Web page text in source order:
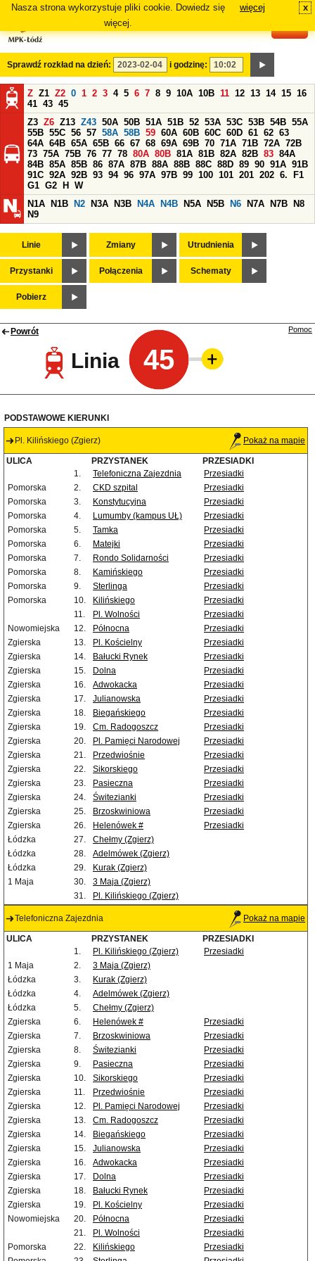
Nasza strona wykorzystuje pliki cookie. Dowiedz się
więcej.
więcej x
Sprawdź rozkład na dzień: i godzinę:
Z Z1 Z2 0 1 2 3 4 5 6 7 8 9 10A 10B 11 12 13 14 15 16
41 43 45
Z3 Z6 Z13 Z43 50A 50B 51A 51B 52 53A 53C 53B 54B 55A
55B 55C 56 57 58A 58B 59 60A 60B 60C 60D 61 62 63
64A 64B 65A 65B 66 67 68 69A 69B 70 71A 71B 72A 72B
73 75A 75B 76 77 78 80A 80B 81A 81B 82A 82B 83 84A
84B 85A 85B 86 87A 87B 88A 88B 88C 88D 89 90 91A 91B
91C 92A 92B 93 94 96 97A 97B 99 100 101 201 202 6.
F1
G1 G2 H
W
N1A
N1B N2 N3A N3B N4A N4B N5A N5B N6 N7A N7B
N8
N9
Linie Zmiany Utrudnienia
Przystanki Połączenia Schematy
Pobierz
Powrót
Linia 45
Pomoc
PODSTAWOWE KIERUNKI
Pl. Kilińskiego (Zgierz) Pokaż na mapie
ULICA PRZYSTANEK
PRZESIADKI
1.
Telefoniczna Zajezdnia
Przesiadki
Pomorska
2. CKD szpital
Przesiadki
Pomorska
3. Konstytucyjna
Przesiadki
Pomorska
4. Lumumby (kampus UŁ)
Przesiadki
Pomorska
5. Tamka
Przesiadki
Pomorska
6. Matejki
Przesiadki
Pomorska
7. Rondo Solidarności
Przesiadki
Pomorska
8. Kamińskiego
Przesiadki
Pomorska
9. Sterlinga
Przesiadki
Pomorska
10. Kilińskiego
Przesiadki
11.
Pl. Wolności
Przesiadki
Nowomiejska
12. Północna
Przesiadki
Zgierska
13. Pl. Kościelny
Przesiadki
Zgierska
14. Bałucki Rynek
Przesiadki
Zgierska
15. Dolna
Przesiadki
Zgierska
16. Adwokacka
Przesiadki
Zgierska
17. Julianowska
Przesiadki
Zgierska
18. Biegańskiego
Przesiadki
Zgierska
19. Cm. Radogoszcz
Przesiadki
Zgierska
20. Pl. Pamięci Narodowej
Przesiadki
Zgierska
21. Przedwiośnie
Przesiadki
Zgierska
22. Sikorskiego
Przesiadki
Zgierska
23. Pasieczna
Przesiadki
Zgierska
24. Świtezianki
Przesiadki
Zgierska
25. Brzoskwiniowa
Przesiadki
Zgierska
26. Helenówek #
Przesiadki
Łódzka
27.
Chełmy (Zgierz)
Łódzka
28.
Adelmówek (Zgierz)
Łódzka
29.
Kurak (Zgierz)
1 Maja
30.
3 Maja (Zgierz)
31.
Pl. Kilińskiego (Zgierz)
Telefoniczna Zajezdnia Pokaż na mapie
ULICA PRZYSTANEK
PRZESIADKI
1.
Pl. Kilińskiego (Zgierz)
Przesiadki
1 Maja
2.
3 Maja (Zgierz)
Łódzka
3.
Kurak (Zgierz)
Łódzka
4.
Adelmówek (Zgierz)
Łódzka
5.
Chełmy (Zgierz)
Zgierska
6. Helenówek #
Przesiadki
Zgierska
7. Brzoskwiniowa
Przesiadki
Zgierska
8. Świtezianki
Przesiadki
Zgierska
9. Pasieczna
Przesiadki
Zgierska
10. Sikorskiego
Przesiadki
Zgierska
11. Przedwiośnie
Przesiadki
Zgierska
12. Pl. Pamięci Narodowej
Przesiadki
Zgierska
13. Cm. Radogoszcz
Przesiadki
Zgierska
14. Biegańskiego
Przesiadki
Zgierska
15. Julianowska
Przesiadki
Zgierska
16. Adwokacka
Przesiadki
Zgierska
17. Dolna
Przesiadki
Zgierska
18. Bałucki Rynek
Przesiadki
Zgierska
19. Pl. Kościelny
Przesiadki
Nowomiejska
20. Północna
Przesiadki
21.
Pl. Wolności
Przesiadki
Pomorska
22. Kilińskiego
Przesiadki